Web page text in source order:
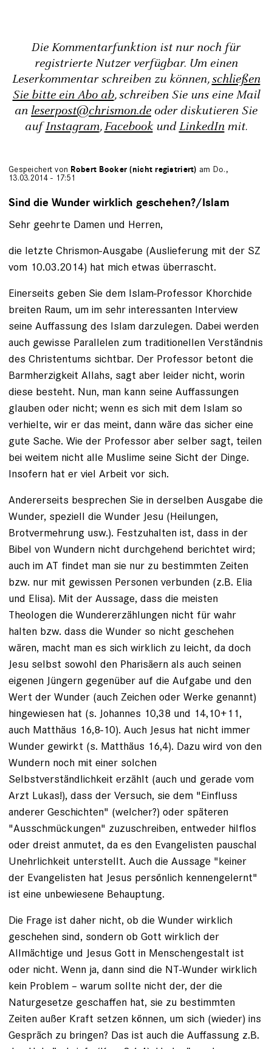
Die Kommentarfunktion ist nur noch für
registrierte Nutzer verfügbar. Um einen
Leserkommentar schreiben zu können,schließen
Sie bitte ein Abo ab, schreiben Sie uns eine Mail
an leserpost@chrismon.de oder diskutieren Sie
aufInstagram,FacebookundLinkedInmit.
Gespeichert von Robert Booker (nicht registriert) am Do.,
13.03.2014 - 17:51
Sind die Wunder wirklich geschehen?/Islam
Sehr geehrte Damen und Herren,
die letzte Chrismon-Ausgabe (Auslieferung mit der SZ
vom 10.03.2014) hat mich etwas überrascht.
Einerseits geben Sie dem Islam-Professor Khorchide
breiten Raum, um im sehr interessanten Interview
seine Auffassung des Islam darzulegen. Dabei werden
auch gewisse Parallelen zum traditionellen Verständnis
des Christentums sichtbar. Der Professor betont die
Barmherzigkeit Allahs, sagt aber leider nicht, worin
diese besteht. Nun, man kann seine Auffassungen
glauben oder nicht; wenn es sich mit dem Islam so
verhielte, wir er das meint, dann wäre das sicher eine
gute Sache. Wie der Professor aber selber sagt, teilen
bei weitem nicht alle Muslime seine Sicht der Dinge.
Insofern hat er viel Arbeit vor sich.
Andererseits besprechen Sie in derselben Ausgabe die
Wunder, speziell die Wunder Jesu (Heilungen,
Brotvermehrung usw.). Festzuhalten ist, dass in der
Bibel von Wundern nicht durchgehend berichtet wird;
auch im AT findet man sie nur zu bestimmten Zeiten
bzw. nur mit gewissen Personen verbunden (z.B. Elia
und Elisa). Mit der Aussage, dass die meisten
Theologen die Wundererzählungen nicht für wahr
halten bzw. dass die Wunder so nicht geschehen
wären, macht man es sich wirklich zu leicht, da doch
Jesu selbst sowohl den Pharisäern als auch seinen
eigenen Jüngern gegenüber auf die Aufgabe und den
Wert der Wunder (auch Zeichen oder Werke genannt)
hingewiesen hat (s. Johannes 10,38 und 14,10+11,
auch Matthäus 16,8-10). Auch Jesus hat nicht immer
Wunder gewirkt (s. Matthäus 16,4). Dazu wird von den
Wundern noch mit einer solchen
Selbstverständlichkeit erzählt (auch und gerade vom
Arzt Lukas!), dass der Versuch, sie dem "Einfluss
anderer Geschichten" (welcher?) oder späteren
"Ausschmückungen" zuzuschreiben, entweder hilflos
oder dreist anmutet, da es den Evangelisten pauschal
Unehrlichkeit unterstellt. Auch die Aussage "keiner
der Evangelisten hat Jesus persönlich kennengelernt"
ist eine unbewiesene Behauptung.
Die Frage ist daher nicht, ob die Wunder wirklich
geschehen sind, sondern ob Gott wirklich der
Allmächtige und Jesus Gott in Menschengestalt ist
oder nicht. Wenn ja, dann sind die NT-Wunder wirklich
kein Problem – warum sollte nicht der, der die
Naturgesetze geschaffen hat, sie zu bestimmten
Zeiten außer Kraft setzen können, um sich (wieder) ins
Gespräch zu bringen? Das ist auch die Auffassung z.B.